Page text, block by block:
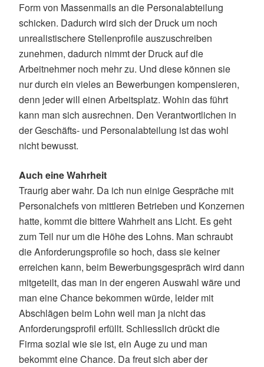
Form von Massenmails an die Personalabteilung
schicken. Dadurch wird sich der Druck um noch
unrealistischere Stellenprofile auszuschreiben
zunehmen, dadurch nimmt der Druck auf die
Arbeitnehmer noch mehr zu. Und diese können sie
nur durch ein vieles an Bewerbungen kompensieren,
denn jeder will einen Arbeitsplatz. Wohin das führt
kann man sich ausrechnen. Den Verantwortlichen in
der Geschäfts- und Personalabteilung ist das wohl
nicht bewusst.
Auch eine Wahrheit
Traurig aber wahr. Da ich nun einige Gespräche mit
Personalchefs von mittleren Betrieben und Konzernen
hatte, kommt die bittere Wahrheit ans Licht. Es geht
zum Teil nur um die Höhe des Lohns. Man schraubt
die Anforderungsprofile so hoch, dass sie keiner
erreichen kann, beim Bewerbungsgespräch wird dann
mitgeteilt, das man in der engeren Auswahl wäre und
man eine Chance bekommen würde, leider mit
Abschlägen beim Lohn weil man ja nicht das
Anforderungsprofil erfüllt. Schliesslich drückt die
Firma sozial wie sie ist, ein Auge zu und man
bekommt eine Chance. Da freut sich aber der